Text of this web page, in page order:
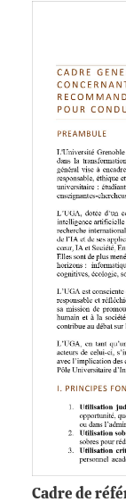
Cadre de